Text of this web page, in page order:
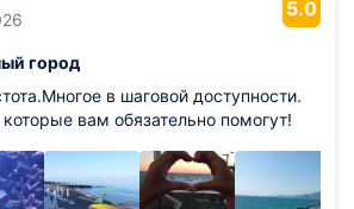
5.0
город
в шаговой доступности.
вам обязательно помогут!